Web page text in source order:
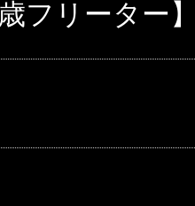
フリーター】